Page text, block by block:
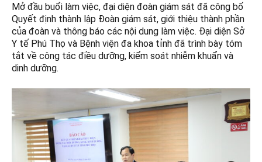
Mở đầu buổi làm việc, đại diện đoàn giám sát đã công bố
Quyết định thành lập Đoàn giám sát, giới thiệu thành phần
của đoàn và thông báo các nội dung làm việc. Đại diện Sở
Y tế Phú Thọ và Bệnh viện đa khoa tỉnh đã trình bày tóm
tắt về công tác điều dưỡng, kiểm soát nhiễm khuẩn và
dinh dưỡng.